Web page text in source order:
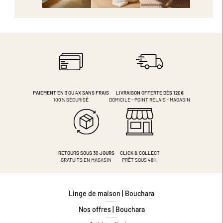
PAIEMENT EN 3 OU 4XSANS FRAIS
100% SÉCURISÉ
LIVRAISON OFFERTE DÈS 120€
DOMICILE - POINT RELAIS - MAGASIN
RETOURS SOUS 30 JOURS
GRATUITS EN MAGASIN
CLICK & COLLECT
PRÊT SOUS 48H
Linge de maison | Bouchara
Nos offres | Bouchara